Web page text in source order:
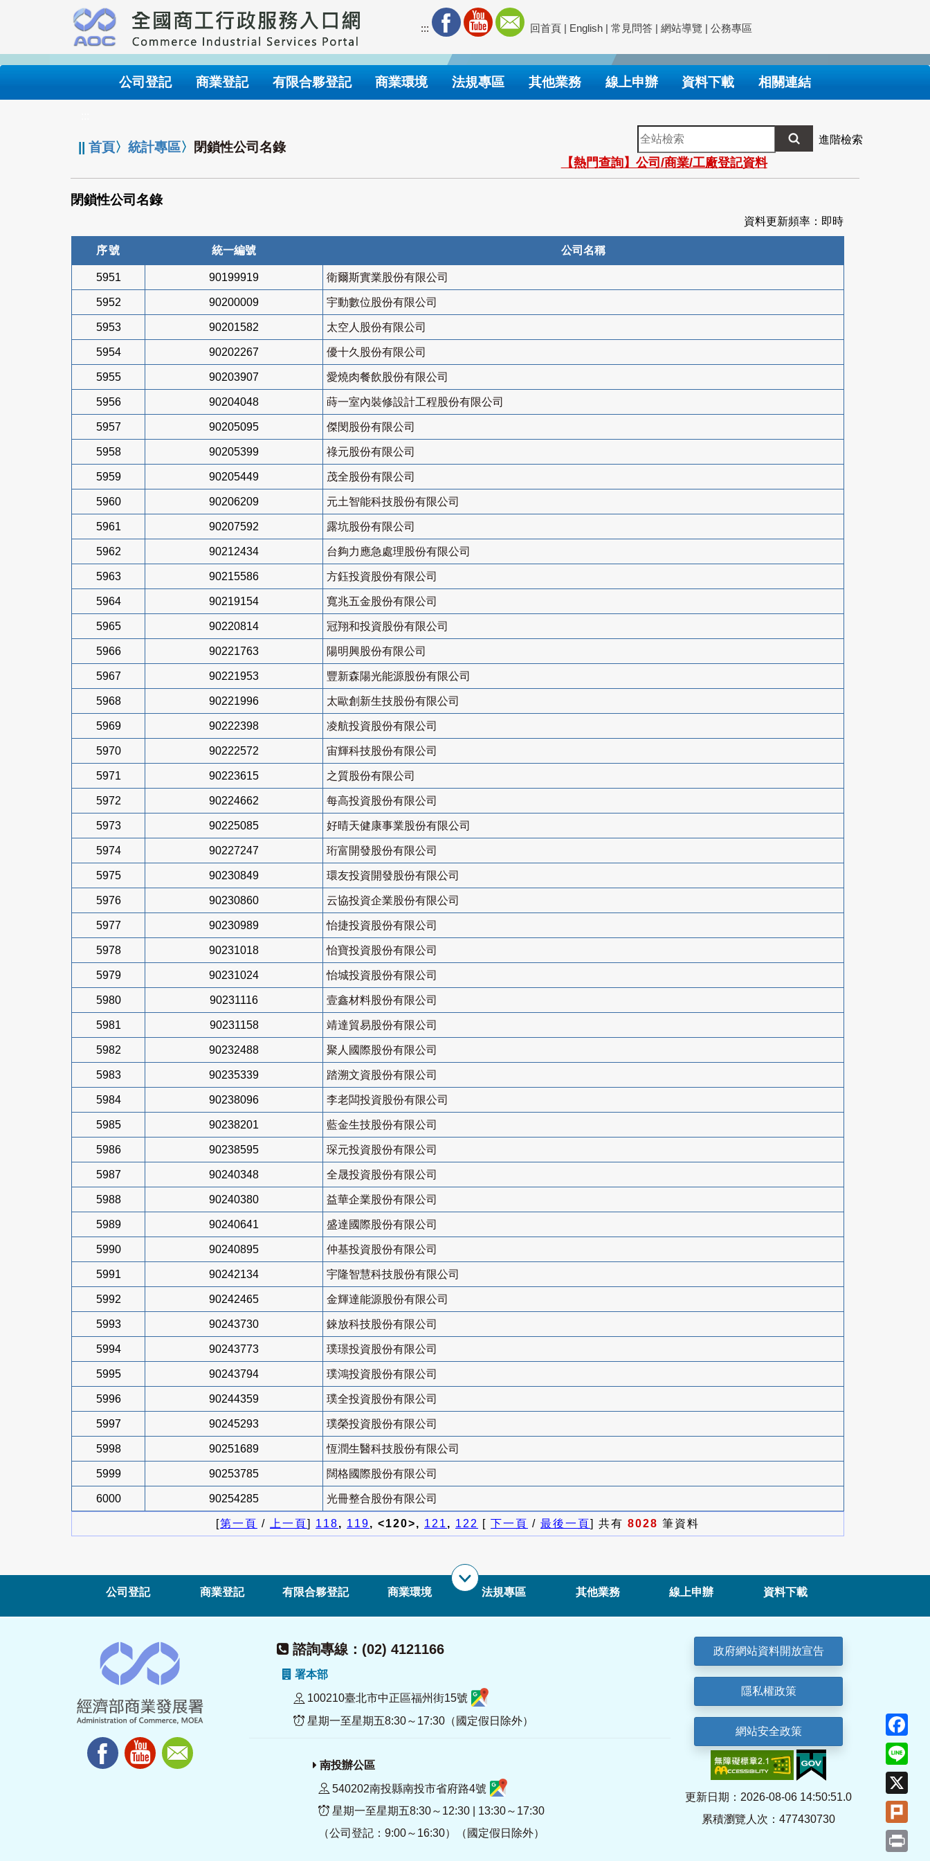
要
內
::: 回首頁 | English | 常見問答 | 網站導覽 | 公務專區
公司登記 商業登記 有限合夥登記 商業環境 法規專區 其他業務 線上申辦 資料下載 相關連結
||首頁〉統計專區〉 閉鎖性公司名錄
全
站
檢
索
進階檢索
【熱門查詢】公司/商業/工廠登記資料
閉鎖性公司名錄
資料更新頻率：即時
序號 統一編號 公司名稱
5951 90199919 衛爾斯實業股份有限公司
5952 90200009 宇動數位股份有限公司
5953 90201582 太空人股份有限公司
5954 90202267 優十久股份有限公司
5955 90203907 愛燒肉餐飲股份有限公司
5956 90204048 蒔一室內裝修設計工程股份有限公司
5957 90205095 傑閔股份有限公司
5958 90205399 祿元股份有限公司
5959 90205449 茂全股份有限公司
5960 90206209 元土智能科技股份有限公司
5961 90207592 露坑股份有限公司
5962 90212434 台夠力應急處理股份有限公司
5963 90215586 方鈺投資股份有限公司
5964 90219154 寬兆五金股份有限公司
5965 90220814 冠翔和投資股份有限公司
5966 90221763 陽明興股份有限公司
5967 90221953 豐新森陽光能源股份有限公司
5968 90221996 太歐創新生技股份有限公司
5969 90222398 凌航投資股份有限公司
5970 90222572 宙輝科技股份有限公司
5971 90223615 之質股份有限公司
5972 90224662 每高投資股份有限公司
5973 90225085 好晴天健康事業股份有限公司
5974 90227247 珩富開發股份有限公司
5975 90230849 環友投資開發股份有限公司
5976 90230860 云協投資企業股份有限公司
5977 90230989 怡捷投資股份有限公司
5978 90231018 怡寶投資股份有限公司
5979 90231024 怡城投資股份有限公司
5980 90231116 壹鑫材料股份有限公司
5981 90231158 靖達貿易股份有限公司
5982 90232488 聚人國際股份有限公司
5983 90235339 踏溯文資股份有限公司
5984 90238096 李老闆投資股份有限公司
5985 90238201 藍金生技股份有限公司
5986 90238595 琛元投資股份有限公司
5987 90240348 全晟投資股份有限公司
5988 90240380 益華企業股份有限公司
5989 90240641 盛達國際股份有限公司
5990 90240895 仲基投資股份有限公司
5991 90242134 宇隆智慧科技股份有限公司
5992 90242465 金輝達能源股份有限公司
5993 90243730 錸放科技股份有限公司
5994 90243773 璞璟投資股份有限公司
5995 90243794 璞鴻投資股份有限公司
5996 90244359 璞全投資股份有限公司
5997 90245293 璞榮投資股份有限公司
5998 90251689 恆潤生醫科技股份有限公司
5999 90253785 闊格國際股份有限公司
6000 90254285 光冊整合股份有限公司
[第一頁 / 上一頁] 118, 119, <120>, 121, 122 [ 下一頁 / 最後一頁] 共有 8028 筆資料
公司登記 商業登記 有限合夥登記 商業環境 法規專區 其他業務 線上申辦 資料下載
諮詢專線：(02) 4121166
署本部
100210臺北市中正區福州街15號
星期一至星期五8:30～17:30（國定假日除外）
南投辦公區
540202南投縣南投市省府路4號
星期一至星期五8:30～12:30 | 13:30～17:30
（公司登記：9:00～16:30）（國定假日除外）
政府網站資料開放宣告
隱私權政策
網站安全政策
更新日期：2026-08-06 14:50:51.0
累積瀏覽人次：477430730